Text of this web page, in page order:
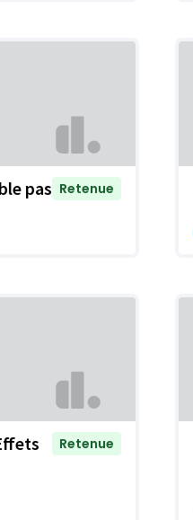
pas Retenue
Retenue